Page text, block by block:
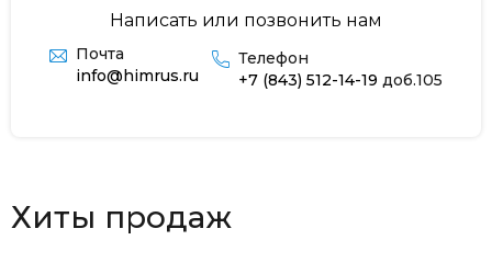
Написать или позвонить нам
Почта
info@himrus.ru
Телефон
+7 (843) 512-14-19 доб.105
Хиты продаж